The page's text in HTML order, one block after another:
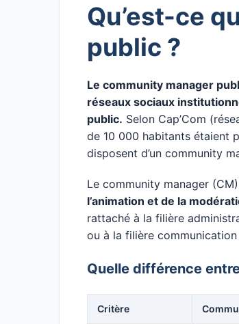
Qu’est-ce
public ?
Le community manager
réseaux sociaux
public. Selon Cap’Com
de 10 000 habitants étaient
disposent d’un community
Le community manager
l’animation et de la
rattaché à la filière
ou à la filière
Quelle différence
Critère